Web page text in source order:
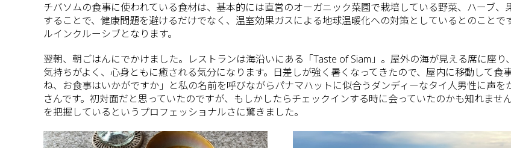
チバソムの食事に使われている食材は、基本的には直営のオーガニック菜園で栽培している野菜、ハーブ
することで、健康問題を避けるだけでなく、温室効果ガスによる地球温暖化への対策としているとのこと
ルインクルーシブとなります。
翌朝、朝ごはんにでかけました。レストランは海沿いにある「Taste of Siam」。屋外の海が見える席に座
気持ちがよく、心身ともに癒される気分になります。日差しが強く暑くなってきたので、屋内に移動して
ね、お食事はいかがですか」と私の名前を呼びながらパナマハットに似合うダンディーなタイ人男性に声を
さんです。 初対面だと思っていたのですが、もしかしたらチェックインする時に会っていたのかも知れま
を把握しているというプロフェッショナルさに驚きました。